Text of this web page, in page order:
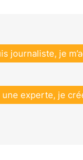
journaliste, je
une experte, je